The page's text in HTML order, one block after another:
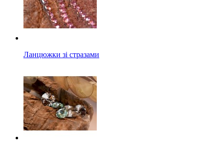
Ланцюжки зі стразами